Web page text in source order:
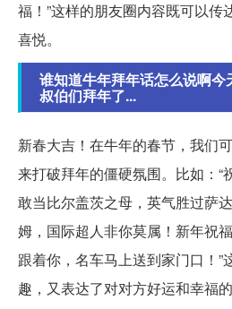
福！”这样的朋友圈内容既可以传
喜悦。
谁知道牛年拜年话怎么说啊
叔伯们拜年了...
新春大吉！在牛年的春节，我们
来打破拜年的僵硬氛围。比如：“
敢当比尔盖茨之母，英气胜过萨
姆，国际超人非你莫属！新年祝
跟着你，名车马上送到家门口！”
趣，又表达了对对方好运和幸福的